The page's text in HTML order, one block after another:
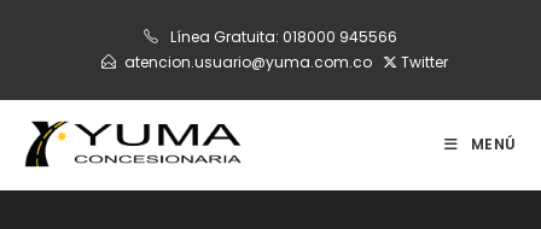
Línea Gratuita: 018000 945566
atencion.usuario@yuma.com.co
Twitter
MENÚ